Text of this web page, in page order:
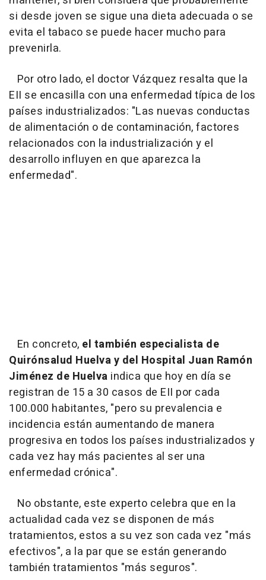
si desde joven se sigue una dieta adecuada o se
evita el tabaco se puede hacer mucho para
prevenirla.
Por otro lado, el doctor Vázquez resalta que la
EII se encasilla con una enfermedad típica de los
países industrializados: "Las nuevas conductas
de alimentación o de contaminación, factores
relacionados con la industrialización y el
desarrollo influyen en que aparezca la
enfermedad".
En concreto, el también especialista de
Quirónsalud Huelva y del Hospital Juan Ramón
Jiménez de Huelva indica que hoy en día se
registran de 15 a 30 casos de EII por cada
100.000 habitantes, "pero su prevalencia e
incidencia están aumentando de manera
progresiva en todos los países industrializados y
cada vez hay más pacientes al ser una
enfermedad crónica".
No obstante, este experto celebra que en la
actualidad cada vez se disponen de más
tratamientos, estos a su vez son cada vez "más
efectivos", a la par que se están generando
también tratamientos "más seguros".